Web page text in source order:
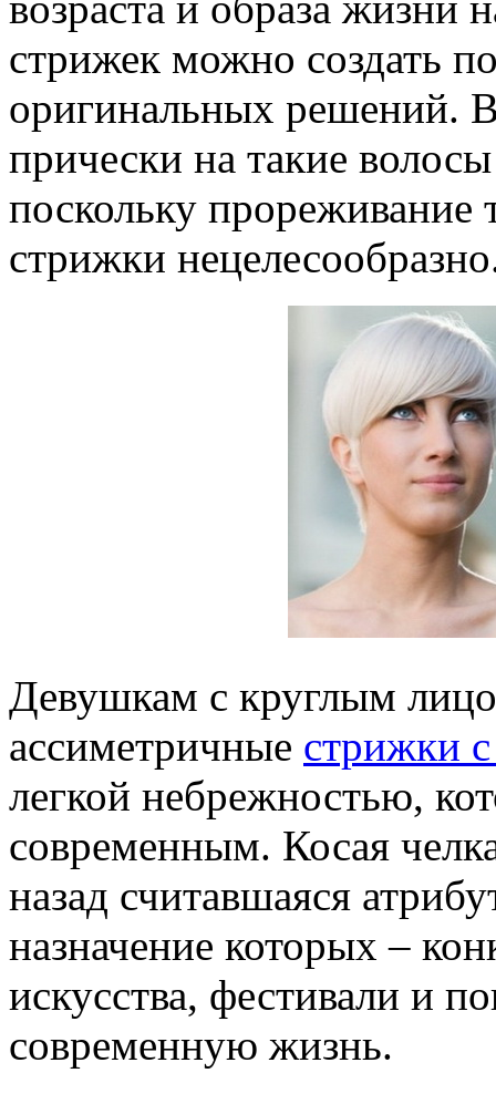
стрижек можно создать
оригинальных решений.
прически на такие
поскольку прореживание
стрижки
Девушкам с круглым
ассиметричные стрижки
легкой небрежностью,
современным. Косая
назад считавшаяся
назначение которых –
искусства, фестивали и
современную жизнь.